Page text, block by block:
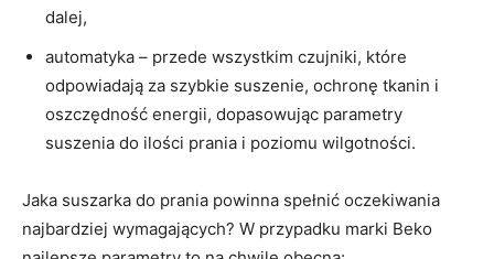
dalej,
automatyka – przede wszystkim czujniki, które
odpowiadają za szybkie suszenie, ochronę tkanin i
oszczędność energii, dopasowując parametry
suszenia do ilości prania i poziomu wilgotności.
Jaka suszarka do prania powinna spełnić oczekiwania
najbardziej wymagających? W przypadku marki Beko